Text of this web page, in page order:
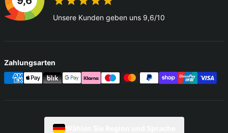
Unsere Kunden geben uns 9,6/10
Zahlungsarten
Wählen Sie Region und Sprache